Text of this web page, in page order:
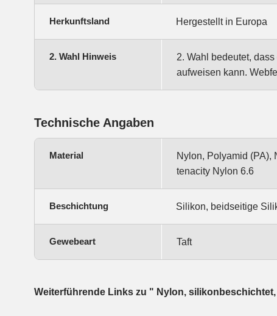
Herkunftsland Hergestellt in Europa
2. Wahl Hinweis
2. Wahl bedeutet,
aufweisen kann.
Technische Angaben
Material
Nylon, Polyamid (PA),
tenacity Nylon 6.6
Beschichtung Silikon, beidseitige
Gewebeart Taft
Weiterführende Links zu " Nylon, silikonbeschichtet,